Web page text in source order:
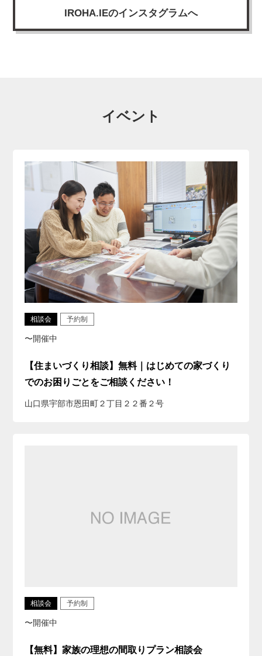
IROHA.IEのインスタグラムへ
イベント
相談会 予約制
〜開催中
【住まいづくり相談】無料｜はじめての家づくり
でのお困りごとをご相談ください！
山口県宇部市恩田町２丁目２２番２号
相談会 予約制
〜開催中
【無料】家族の理想の間取りプラン相談会